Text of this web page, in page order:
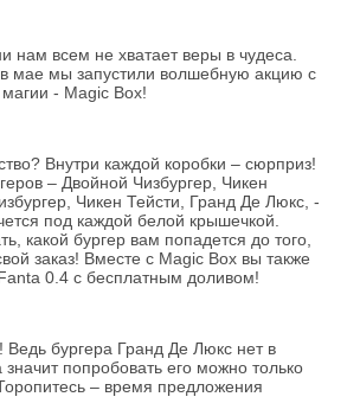
нам всем не хватает веры в чудеса.
мае мы запустили волшебную акцию с
- Magic Box!
Внутри каждой коробки – сюрприз!
– Двойной Чизбургер, Чикен
Чикен Тейсти, Гранд Де Люкс, -
под каждой белой крышечкой.
какой бургер вам попадется до того,
заказ! Вместе с Magic Box вы также
0.4 с бесплатным доливом!
бургера Гранд Де Люкс нет в
попробовать его можно только
– время предложения